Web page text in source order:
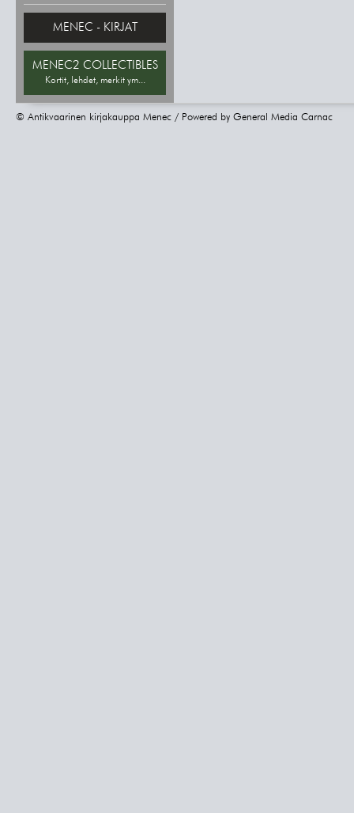
MENEC - KIRJAT
MENEC2 COLLECTIBLES
Kortit, lehdet, merkit ym...
© Antikvaarinen kirjakauppa Menec / Powered by General Media Carnac